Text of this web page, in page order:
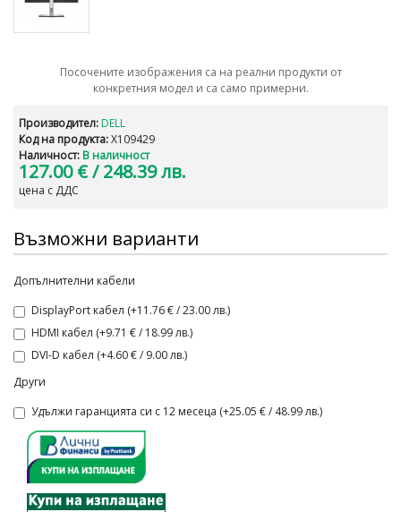
Посочените изображения са на реални продукти от
конкретния модел и са само примерни.
Производител: DELL
Код на продукта:X109429
Наличност: В наличност
127.00 €/ 248.39 лв.
цена с ДДС
Възможни варианти
Допълнителни кабели
DisplayPort кабел (+11.76 € / 23.00 лв.)
HDMI кабел (+9.71 € / 18.99 лв.)
DVI-D кабел (+4.60 € / 9.00 лв.)
Други
Удължи гаранцията си с 12 месеца (+25.05 € / 48.99 лв.)